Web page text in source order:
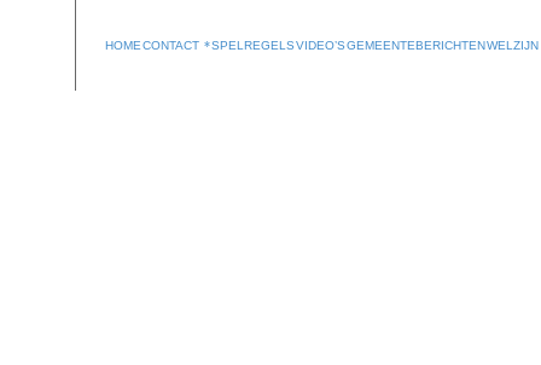
HOMECONTACT SPELREGELSVIDEO’SGEMEENTEBERICHTEN